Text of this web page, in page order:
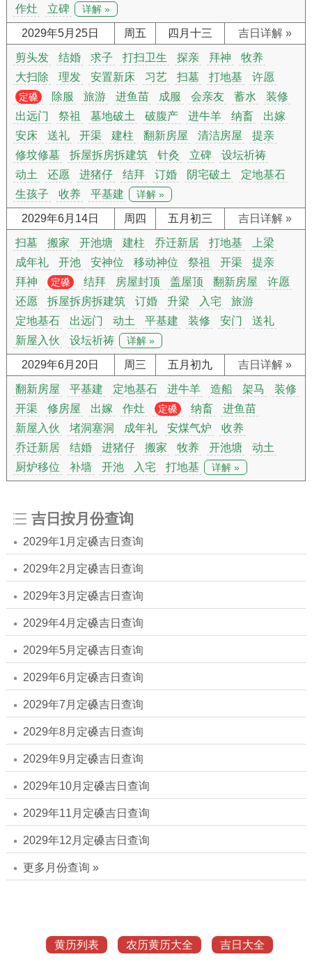
作灶
立碑 详解 »
2029年5月25日 周五 四月十三 吉日详解 »
剪头发 结婚 求子 打扫卫生 探亲 拜神
牧养
大扫除
理发 安置新床 习艺 扫墓 打地基 许愿
定磉 除服 旅游 进鱼苗 成服 会亲友 蓄水
装修
出远门
祭祖 墓地破土 破腹产 进牛羊 纳畜
出嫁
安床
送礼 开渠 建柱 翻新房屋 清洁房屋
提亲
修坟修墓
拆屋拆房拆建筑 针灸 立碑
设坛祈祷
动土
还愿 进猪仔 结拜 订婚 阴宅破土
定地基石
生孩子
收养 平基建 详解 »
2029年6月14日 周四 五月初三 吉日详解 »
扫墓 搬家 开池塘 建柱 乔迁新居 打地基
上梁
成年礼
开池 安神位 移动神位 祭祖 开渠
提亲
拜神
定磉 结拜 房屋封顶 盖屋顶 翻新房屋
许愿
还愿
拆屋拆房拆建筑 订婚 升梁 入宅
旅游
定地基石
出远门 动土 平基建 装修 安门
送礼
新屋入伙
设坛祈祷 详解 »
2029年6月20日 周三 五月初九 吉日详解 »
翻新房屋 平基建 定地基石 进牛羊 造船 架马
装修
开渠
修房屋 出嫁 作灶 定磉 纳畜
进鱼苗
新屋入伙
堵洞塞洞 成年礼 安煤气炉
收养
乔迁新居
结婚 进猪仔 搬家 牧养 开池塘
动土
厨炉移位
补墙 开池 入宅 打地基 详解 »
吉日按月份查询
2029年1月定磉吉日查询
2029年2月定磉吉日查询
2029年3月定磉吉日查询
2029年4月定磉吉日查询
2029年5月定磉吉日查询
2029年6月定磉吉日查询
2029年7月定磉吉日查询
2029年8月定磉吉日查询
2029年9月定磉吉日查询
2029年10月定磉吉日查询
2029年11月定磉吉日查询
2029年12月定磉吉日查询
更多月份查询 »
黄历列表 农历黄历大全 吉日大全